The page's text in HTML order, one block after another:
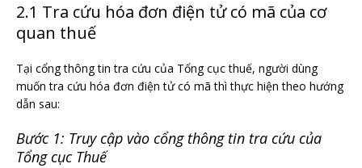
2.1 Tra cứu hóa đơn điện tử có mã của cơ
quan thuế
Tại cổng thông tin tra cứu của Tổng cục thuế, người dùng
muốn tra cứu hóa đơn điện tử có mã thì thực hiện theo hướng
dẫn sau:
Bước 1: Truy cập vào cổng thông tin tra cứu của
Tổng cục Thuế